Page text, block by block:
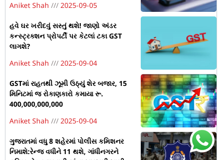
Aniket Shah
2025-09-05
હવે ઘર ખરીદવું સસ્તું થશે! જાણો અંડર
કન્સ્ટ્રક્શન પ્રોપર્ટી પર કેટલાં ટકા GST
લાગશે?
Aniket Shah
2025-09-04
GSTમાં રાહતથી ઝૂમી ઉઠ્યું શેર બજાર, 15
મિનિટમાં જ રોકાણકારો કમાયા રૂ.
400,000,000,000
Aniket Shah
2025-09-04
ગુજરાતમાં વધુ 8 શહેરમાં પોલીસ કમિશનર
નિમાશે:રેન્જ વધીને 11 થશે, ગાંધીનગરને